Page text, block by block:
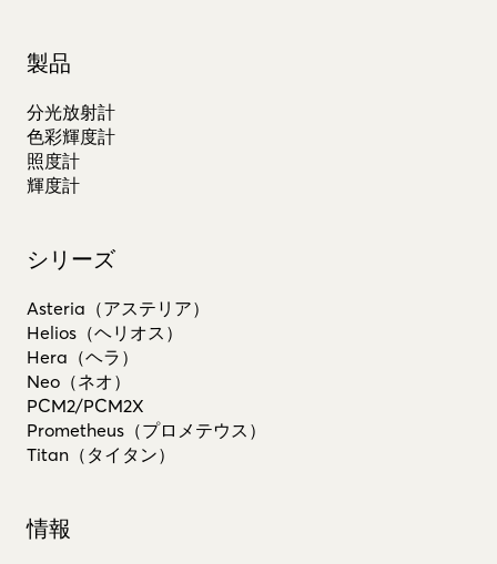
製品
分光放射計
色彩輝度計
照度計
輝度計
シリーズ
Asteria（アステリア）
Helios（ヘリオス）
Hera（ヘラ）
Neo（ネオ）
PCM2/PCM2X
Prometheus（プロメテウス）
Titan（タイタン）
情報